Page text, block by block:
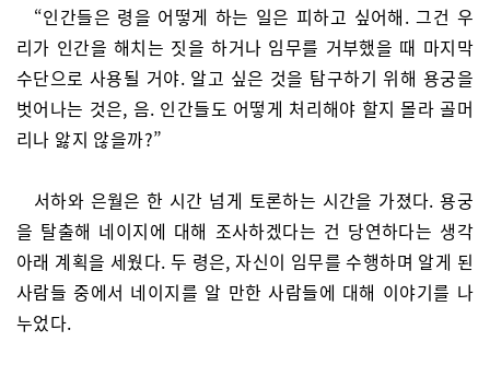
“인간들은 령을 어떻게 하는 일은 피하고 싶어해. 그건 우
리가 인간을 해치는 짓을 하거나 임무를 거부했을 때 마지막
수단으로 사용될 거야. 알고 싶은 것을 탐구하기 위해 용궁을
벗어나는 것은, 음. 인간들도 어떻게 처리해야 할지 몰라 골머
리나 앓지 않을까?”
서하와 은월은 한 시간 넘게 토론하는 시간을 가졌다. 용궁
을 탈출해 네이지에 대해 조사하겠다는 건 당연하다는 생각
아래 계획을 세웠다. 두 령은, 자신이 임무를 수행하며 알게 된
사람들 중에서 네이지를 알 만한 사람들에 대해 이야기를 나
누었다.